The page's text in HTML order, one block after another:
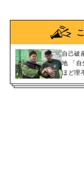
自己破
地 「自
ほど理